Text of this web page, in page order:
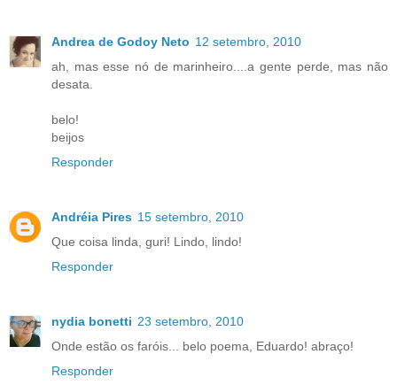
Andrea de Godoy Neto 12 setembro, 2010
ah, mas esse nó de marinheiro....a gente perde, mas não
desata.
belo!
beijos
Responder
Andréia Pires 15 setembro, 2010
Que coisa linda, guri! Lindo, lindo!
Responder
nydia bonetti 23 setembro, 2010
Onde estão os faróis... belo poema, Eduardo! abraço!
Responder